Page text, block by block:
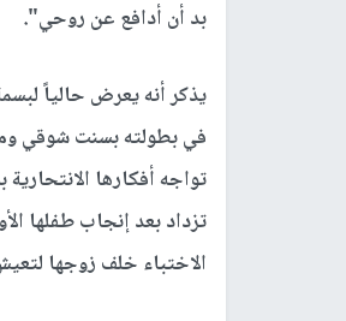
بد أن أدافع عن روحي".
يذكر أنه يعرض حالياً
في بطولته بسنت شوقي
تواجه أفكارها
تزداد بعد إنجاب طفلها
الاختباء خلف زوجها